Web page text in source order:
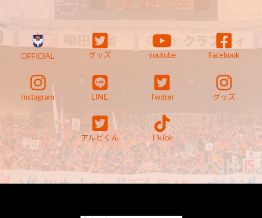
OFFICIAL グッズ youtube Facebook
Instagram LINE Twitter グッズ
アルビくん TikTok